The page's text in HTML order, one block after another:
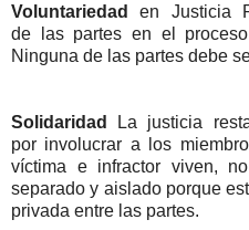
Voluntariedad en Justicia
de
las partes en el proceso
Ninguna de las partes debe
Solidaridad La justicia
por involucrar a los
víctima e infractor viven,
separado y aislado porque
privada entre las partes.